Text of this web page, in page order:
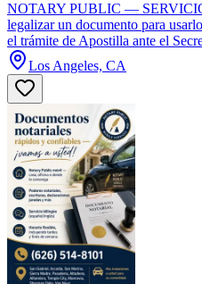
NOTARY PUBLIC —
legalizar un documento para
el trámite de Apostilla ante el
Los Angeles, CA